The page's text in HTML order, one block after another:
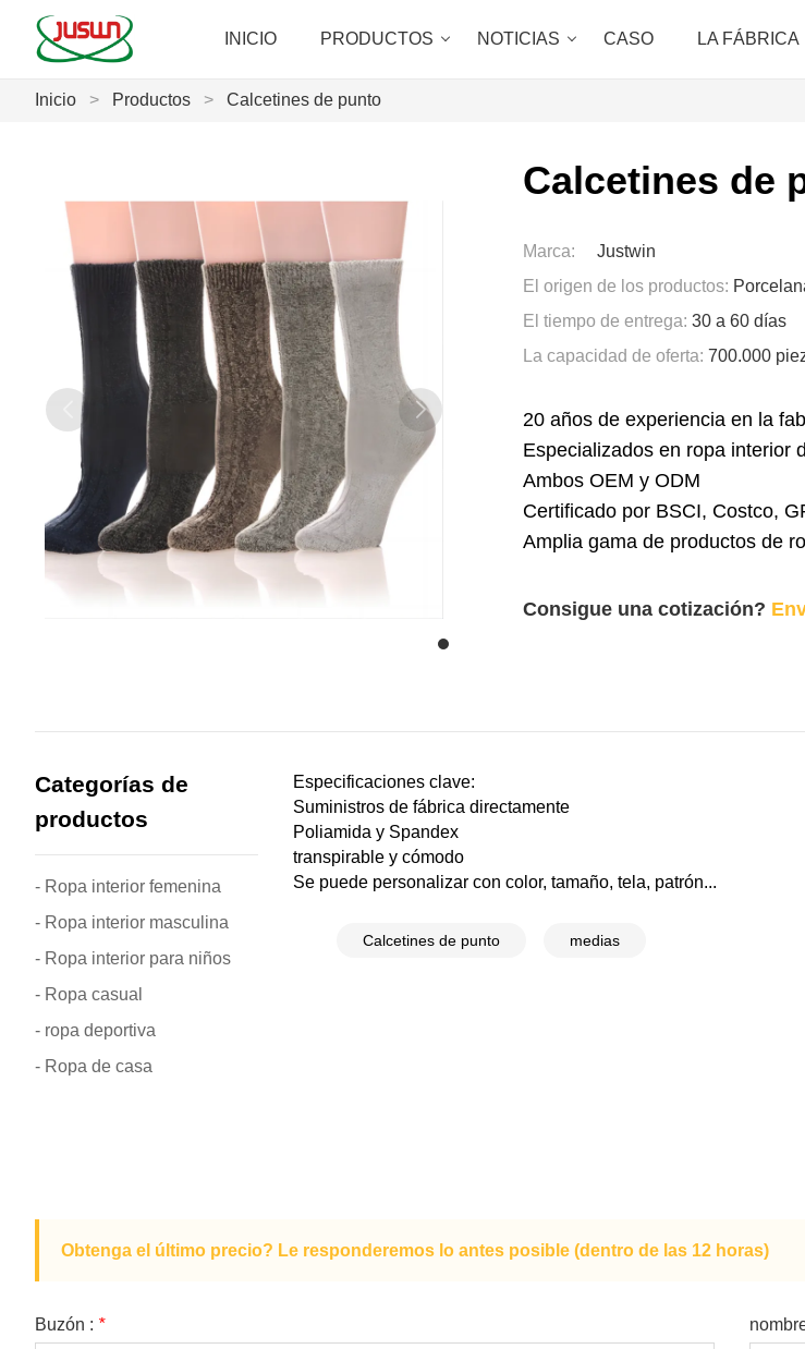
INICIO PRODUCTOS NOTICIAS CASO LA FÁBRICA
Inicio > Productos > Calcetines de punto
Calcetines de
Marca:
Justwin
El origen de los productos:
El tiempo de entrega: 30 a 60 días
La capacidad de oferta: 700.000
20 años de experiencia en la
Especializados en ropa interior
Ambos OEM y ODM
Certificado por BSCI, Costco,
Amplia gama de productos de
Consigue una cotización?
Categorías de
productos
- Ropa interior femenina
- Ropa interior masculina
- Ropa interior para niños
- Ropa casual
- ropa deportiva
- Ropa de casa
Especificaciones clave:
Suministros de fábrica directamente
Poliamida y Spandex
transpirable y cómodo
Se puede personalizar con color, tamaño, tela, patrón...
Calcetines de punto medias
Obtenga el último precio? Le responderemos lo antes posible (dentro de las 12 horas)
Buzón : *